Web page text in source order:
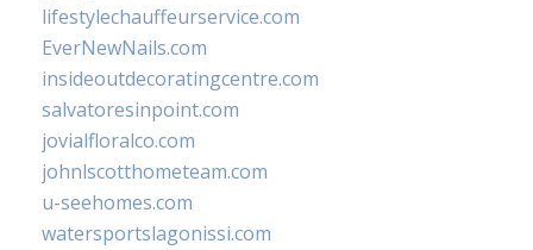
lifestylechauffeurservice.com
EverNewNails.com
insideoutdecoratingcentre.com
salvatoresinpoint.com
jovialfloralco.com
johnlscotthometeam.com
u-seehomes.com
watersportslagonissi.com